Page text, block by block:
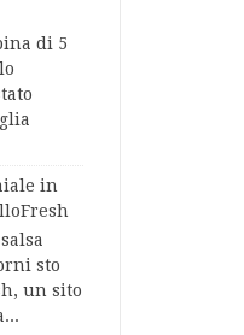
di 5
in
sto
un sito